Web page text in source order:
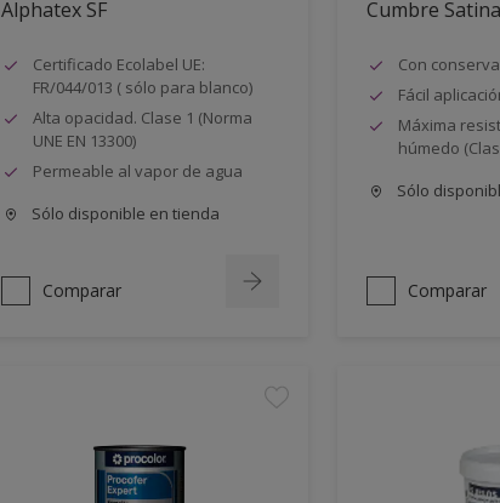
Alphatex SF
Certificado Ecolabel UE:
FR/044/013 ( sólo para blanco)
Alta opacidad. Clase 1 (Norma
UNE EN 13300)
Permeable al vapor de agua
Sólo disponible en tienda
Comparar
Cumbre
Con
Fácil
Máxima
húmedo
Sólo
Comparar